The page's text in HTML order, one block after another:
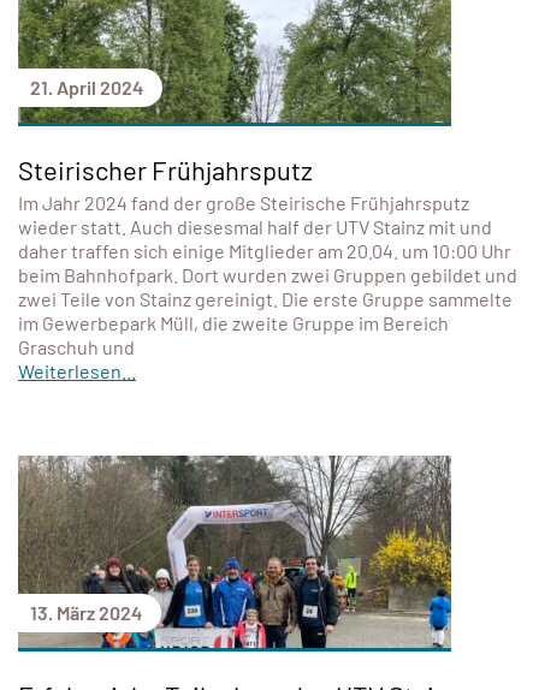
21. April 2024
Steirischer Frühjahrsputz
Im Jahr 2024 fand der große Steirische Frühjahrsputz
wieder statt. Auch diesesmal half der UTV Stainz mit und
daher traffen sich einige Mitglieder am 20.04. um 10:00 Uhr
beim Bahnhofpark. Dort wurden zwei Gruppen gebildet und
zwei Teile von Stainz gereinigt. Die erste Gruppe sammelte
im Gewerbepark Müll, die zweite Gruppe im Bereich
Graschuh und
Weiterlesen...
13. März 2024